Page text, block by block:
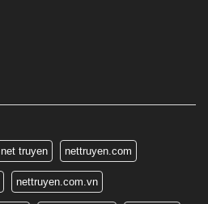
net truyen nettruyen.com
nettruyen.com.vn